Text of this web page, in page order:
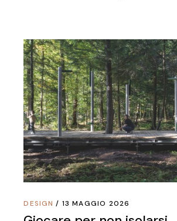
DESIGN 13 MAGGIO 2026